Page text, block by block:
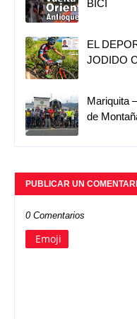
BICI
EL
JODIDO
Mariquita
de
PUBLICAR UN
0 Comentarios
Emoji